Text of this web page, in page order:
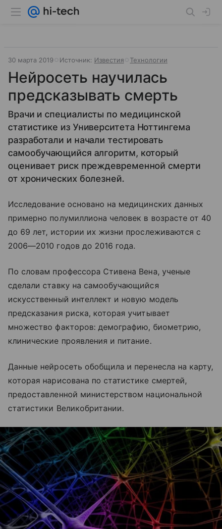
30 марта 2019 Источник: Известия Технологии
Нейросеть научилась
предсказывать смерть
Врачи и специалисты по медицинской
статистике из Университета Ноттингема
разработали и начали тестировать
самообучающийся алгоритм, который
оценивает риск преждевременной смерти
от хронических болезней.
Исследование основано на медицинских данных
примерно полумиллиона человек в возрасте от 40
до 69 лет, истории их жизни прослеживаются с
2006—2010 годов до 2016 года.
По словам профессора Стивена Вена, ученые
сделали ставку на самообучающийся
искусственный интеллект и новую модель
предсказания риска, которая учитывает
множество факторов: демографию, биометрию,
клинические проявления и питание.
Данные нейросеть обобщила и перенесла на карту,
которая нарисована по статистике смертей,
предоставленной министерством национальной
статистики Великобритании.